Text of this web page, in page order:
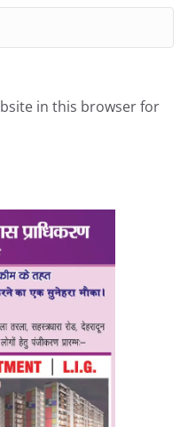
in this browser for